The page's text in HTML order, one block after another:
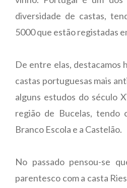
diversidade de castas,
5000 que estão registadas
De entre elas, destacamos
castas portuguesas mais
alguns estudos do século
região de Bucelas, tendo
Branco Escola e a Castelão.
No passado pensou-se
parentesco com a casta